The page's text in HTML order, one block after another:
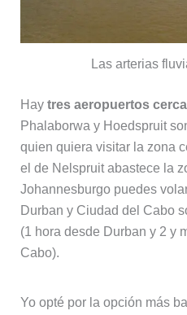
Las arterias
Hay tres aeropuertos
Phalaborwa y Hoedspruit
quien quiera visitar la zona
el de Nelspruit abastece la
Johannesburgo puedes
Durban y Ciudad del Cabo
(1 hora desde Durban y 2 y
Cabo).
Yo opté por la opción más